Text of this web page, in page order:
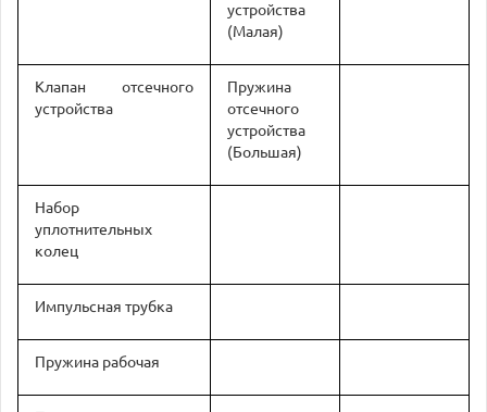
устройства
(Малая)
Клапан отсечного
устройства
Пружина
отсечного
устройства
(Большая)
Набор
уплотнительных
колец
Импульсная трубка
Пружина рабочая